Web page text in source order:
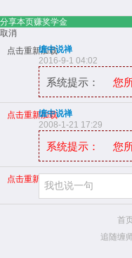
分享本页赚奖学金
取消
点击重新加载
缠中说禅
2016-9-1 04:02
系统提示： 您
点击重新加载
缠中说禅
2008-1-21 17:29
系统提示： 您
点击重新加载
首
追随缠